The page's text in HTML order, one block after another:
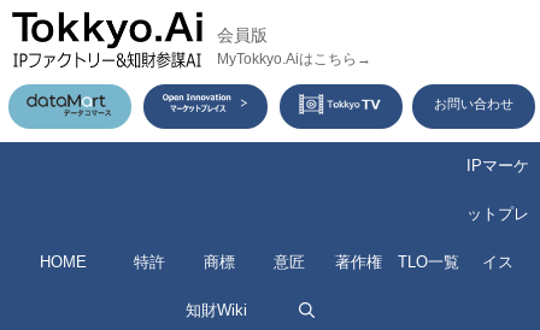
コ
ン
テ
ン
会員版
MyTokkyo.Aiはこちら→
お問い合わせ
HOME 特許 商標 意匠 著作権 TLO一覧
IPマーケ
ットプレ
イス
知財Wiki